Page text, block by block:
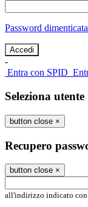
Password
-
Entra con SPID
Seleziona utente
button close ×
Recupero
button close ×
all'indirizzo indicato con